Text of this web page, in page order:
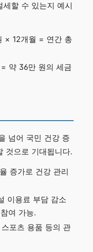
할 수 있는지 예시
× 12개월 = 연간 총
약 36만 원의 세금
넘어 국민 건강 증
것으로 기대됩니다.
증가로 건강 관리
이용료 부담 감소
여 가능.
포츠 용품 등의 관